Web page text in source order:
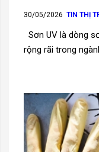
30/05/2026 TIN THỊ
Sơn UV là dòng
rộng rãi trong